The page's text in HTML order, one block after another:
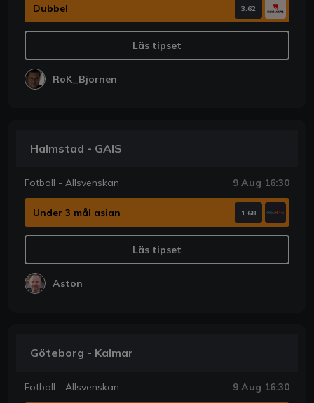
Dubbel 3.62
Läs tipset
RoK_Bjornen
Halmstad - GAIS
Fotboll - Allsvenskan 9 Aug 16:30
Under 3 mål asian 1.68
Läs tipset
Aston
Göteborg - Kalmar
Fotboll - Allsvenskan 9 Aug 16:30